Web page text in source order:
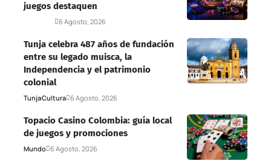
juegos destaquen
6 Agosto, 2026
Tunja celebra 487 años de fundación
entre su legado muisca, la
Independencia y el patrimonio
colonial
TunjaCultura 6 Agosto, 2026
Topacio Casino Colombia: guía local
de juegos y promociones
Mundo 6 Agosto, 2026